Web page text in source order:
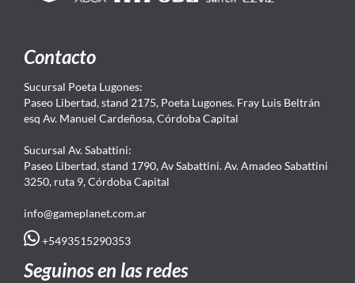
Contacto
Sucursal Poeta Lugones:
Paseo Libertad, stand 2175, Poeta Lugones. Fray Luis Beltrán
esq Av. Manuel Cardeñosa, Córdoba Capital
Sucursal Av. Sabattini:
Paseo Libertad, stand 1790, Av Sabattini. Av. Amadeo Sabattini
3250, ruta 9, Córdoba Capital
info@gameplanet.com.ar
+5493515290353
Seguinos en las redes